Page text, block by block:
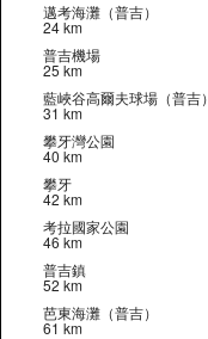
邁考海灘（普吉）
24 km
普吉機場
25 km
藍峽谷高爾夫球場（普吉）
31 km
攀牙灣公園
40 km
攀牙
42 km
考拉國家公園
46 km
普吉鎮
52 km
芭東海灘（普吉）
61 km